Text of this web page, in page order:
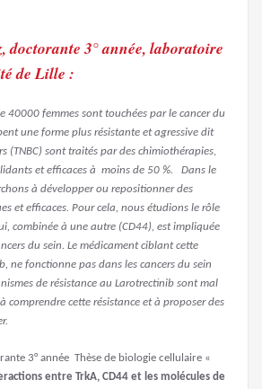
, doctorante 3° année, laboratoire
de Lille :
40000 femmes sont touchées par le cancer du
une forme plus résistante et agressive dit
(TNBC) sont traités par des chimiothérapies,
et efficaces à moins de 50 %. Dans le
à développer ou repositionner des
et efficaces. Pour cela, nous étudions le rôle
combinée à une autre (CD44), est impliquée
du sein. Le médicament ciblant cette
ne fonctionne pas dans les cancers du sein
de résistance au Larotrectinib sont mal
comprendre cette résistance et à proposer des
3° année Thèse de biologie cellulaire «
entre TrkA, CD44 et les molécules de